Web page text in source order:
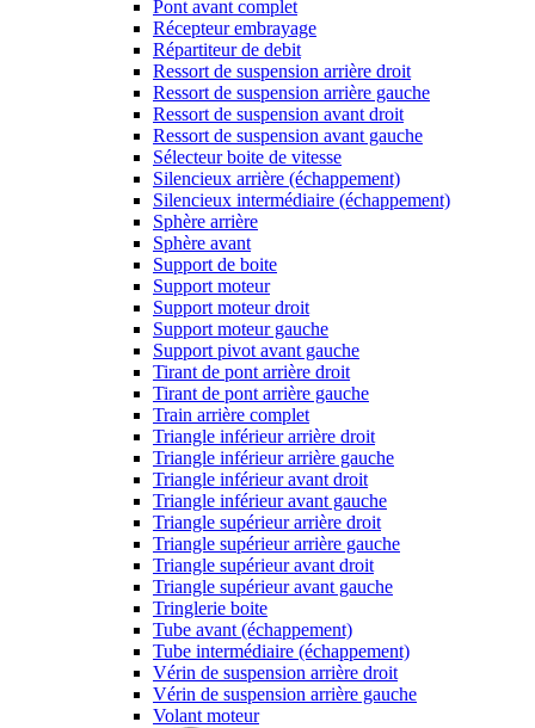
Pont avant complet
Récepteur embrayage
Répartiteur de debit
Ressort de suspension arrière droit
Ressort de suspension arrière gauche
Ressort de suspension avant droit
Ressort de suspension avant gauche
Sélecteur boite de vitesse
Silencieux arrière (échappement)
Silencieux intermédiaire (échappement)
Sphère arrière
Sphère avant
Support de boite
Support moteur
Support moteur droit
Support moteur gauche
Support pivot avant gauche
Tirant de pont arrière droit
Tirant de pont arrière gauche
Train arrière complet
Triangle inférieur arrière droit
Triangle inférieur arrière gauche
Triangle inférieur avant droit
Triangle inférieur avant gauche
Triangle supérieur arrière droit
Triangle supérieur arrière gauche
Triangle supérieur avant droit
Triangle supérieur avant gauche
Tringlerie boite
Tube avant (échappement)
Tube intermédiaire (échappement)
Vérin de suspension arrière droit
Vérin de suspension arrière gauche
Volant moteur